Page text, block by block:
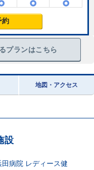
約
プランはこちら
地図・アクセス
設